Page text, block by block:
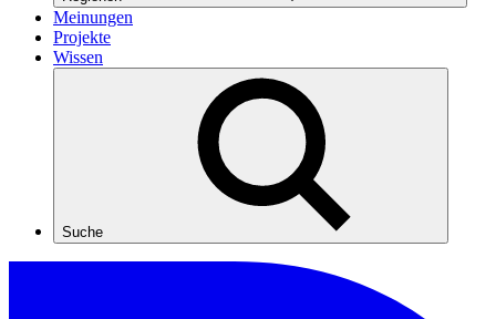
Meinungen
Projekte
Wissen
Suche